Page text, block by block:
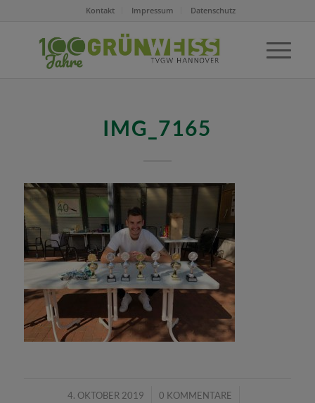
Kontakt Impressum Datenschutz
IMG_7165
4. OKTOBER 2019
/ 0 KOMMENTARE
/